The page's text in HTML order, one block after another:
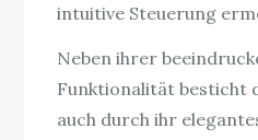
intuitive Steuerung
Neben ihrer
Funktionalität besticht
auch durch ihr